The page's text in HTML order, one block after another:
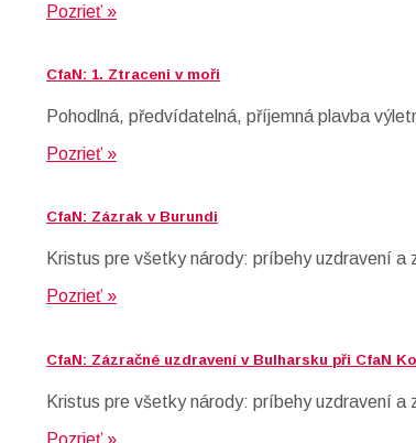
Pozrieť »
CfaN: 1. Ztraceni v moři
Pohodlná, předvídatelná, příjemná plavba
Pozrieť »
CfaN: Zázrak v Burundi
Kristus pre všetky národy: príbehy uzdravení a
Pozrieť »
CfaN: Zázračné uzdravení v Bulharsku při CfaN
Kristus pre všetky národy: príbehy uzdravení a
Pozrieť »